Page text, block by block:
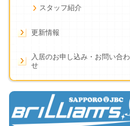
スタッフ紹介
更新情報
入居のお申し込み・お問い合わ
せ